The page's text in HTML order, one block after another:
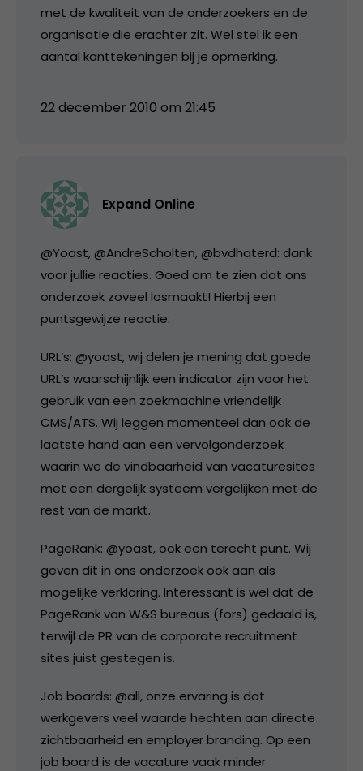
met de kwaliteit van de onderzoekers en de
organisatie die erachter zit. Wel stel ik een
aantal kanttekeningen bij je opmerking.
22 december 2010 om 21:45
Expand Online
@Yoast, @AndreScholten, @bvdhaterd: dank
voor jullie reacties. Goed om te zien dat ons
onderzoek zoveel losmaakt! Hierbij een
puntsgewijze reactie:
URL’s: @yoast, wij delen je mening dat goede
URL’s waarschijnlijk een indicator zijn voor het
gebruik van een zoekmachine vriendelijk
CMS/ATS. Wij leggen momenteel dan ook de
laatste hand aan een vervolgonderzoek
waarin we de vindbaarheid van vacaturesites
met een dergelijk systeem vergelijken met de
rest van de markt.
PageRank: @yoast, ook een terecht punt. Wij
geven dit in ons onderzoek ook aan als
mogelijke verklaring. Interessant is wel dat de
PageRank van W&S bureaus (fors) gedaald is,
terwijl de PR van de corporate recruitment
sites juist gestegen is.
Job boards: @all, onze ervaring is dat
werkgevers veel waarde hechten aan directe
zichtbaarheid en employer branding. Op een
job board is de vacature vaak minder